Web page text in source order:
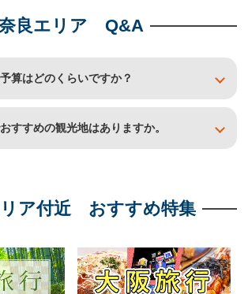
良エリア Q&A
算はどのくらいですか？
すすめの観光地はありますか。
ア付近 おすすめ特集